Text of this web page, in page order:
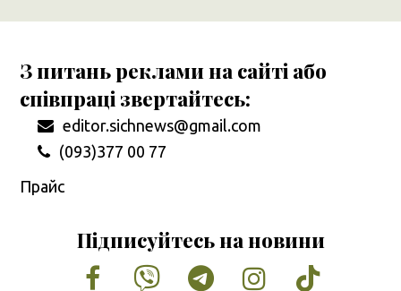
З питань реклами на сайті або
співпраці звертайтесь:
editor.sichnews@gmail.com
(093)377 00 77
Прайс
Підписуйтесь на новини
Facebook
VimeoTumblrInstagram
Tiktok